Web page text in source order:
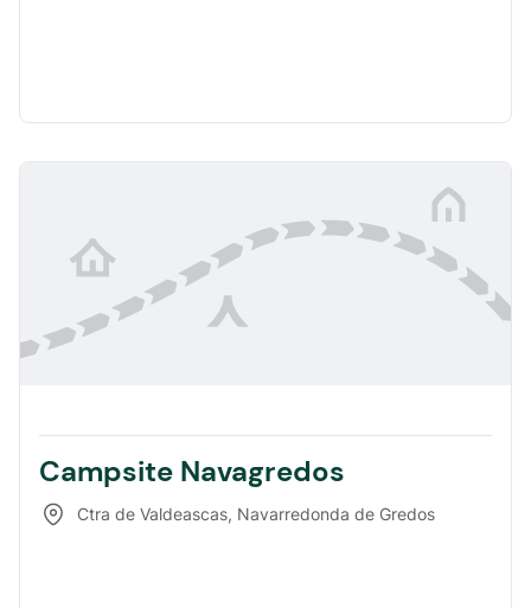
Campsite Navagredos
Ctra de Valdeascas, Navarredonda de Gredos